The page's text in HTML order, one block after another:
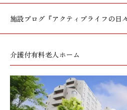
施設ブログ 『アクティブライフの日
介護付有料老人ホーム